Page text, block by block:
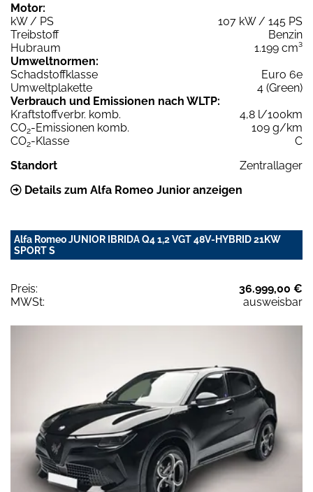
Motor:
kW / PS
107 kW / 145 PS
Treibstoff
Benzin
Hubraum
1.199 cm³
Umweltnormen:
Schadstoffklasse
Euro 6e
Umweltplakette
4 (Green)
Verbrauch und Emissionen nach WLTP:
Kraftstoffverbr. komb.
4,8 l/100km
CO2-Emissionen komb.
109 g/km
CO2-Klasse
C
Standort
Zentrallager
Details zum Alfa Romeo Junior anzeigen
Alfa Romeo JUNIOR IBRIDA Q4 1,2 VGT 48V-HYBRID 21KW
SPORT S
Preis:
36.999,00 €
MWSt:
ausweisbar